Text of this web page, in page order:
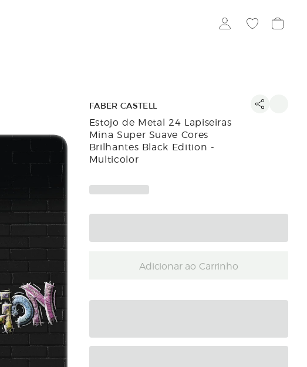
FABER CASTELL
Estojo de Metal 24 Lapiseiras
Mina Super Suave Cores
Brilhantes Black Edition -
Multicolor
Adicionar ao Carrinho